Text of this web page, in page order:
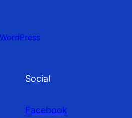
WordPress
Social
Facebook